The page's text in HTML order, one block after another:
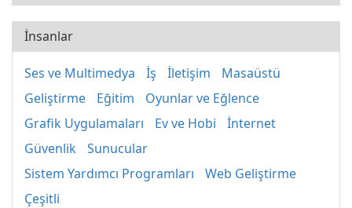
İnsanlar
Ses ve Multimedya İş İletişim
Masaüstü
Geliştirme
Eğitim
Oyunlar ve Eğlence
Grafik Uygulamaları
Ev ve Hobi
İnternet
Güvenlik
Sunucular
Sistem Yardımcı Programları
Web Geliştirme
Çeşitli